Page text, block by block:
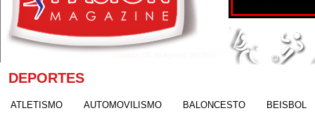
DEPORTES
ATLETISMO AUTOMOVILISMO BALONCESTO BEISBOL